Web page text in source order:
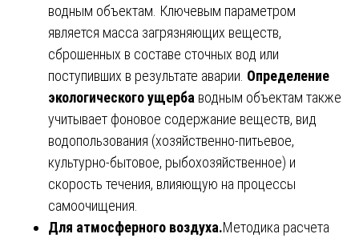
водным объектам. Ключевым параметром
является масса загрязняющих веществ,
сброшенных в составе сточных вод или
поступивших в результате аварии. Определение
экологического ущерба водным объектам также
учитывает фоновое содержание веществ, вид
водопользования (хозяйственно-питьевое,
культурно-бытовое, рыбохозяйственное) и
скорость течения, влияющую на процессы
самоочищения.
Для атмосферного воздуха.Методика расчета